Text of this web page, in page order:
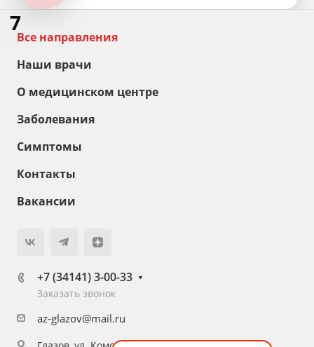
7
Все направления
Наши врачи
О медицинском центре
Заболевания
Симптомы
Контакты
Вакансии
+7 (34141) 3-00-33
Заказать звонок
az-glazov@mail.ru